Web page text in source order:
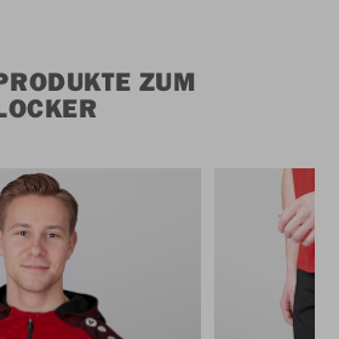
ZUM